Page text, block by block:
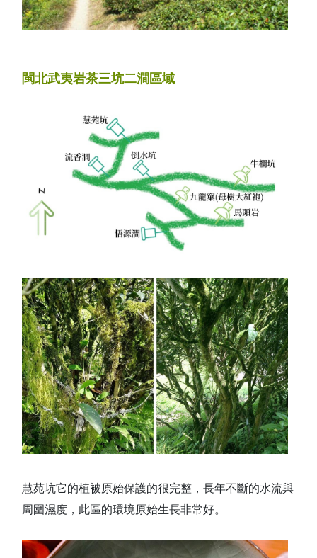
閩北武夷岩茶三坑二澗區域
慧苑坑它的植被原始保護的很完整，長年不斷的水流與
周圍濕度，此區的環境原始生長非常好。